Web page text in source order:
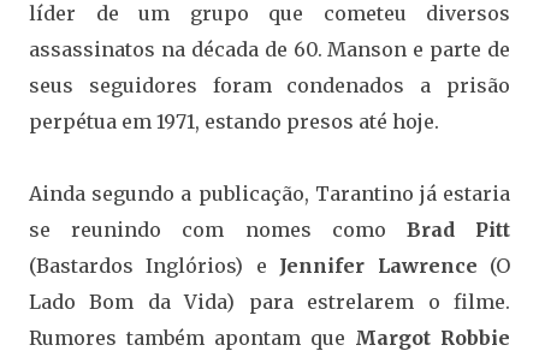
líder de um grupo que cometeu diversos
assassinatos na década de 60. Manson e parte de
seus seguidores foram condenados a prisão
perpétua em 1971, estando presos até hoje.
Ainda segundo a publicação, Tarantino já estaria
se reunindo com nomes como Brad Pitt
(Bastardos Inglórios) e Jennifer Lawrence (O
Lado Bom da Vida) para estrelarem o filme.
Rumores também apontam que Margot Robbie